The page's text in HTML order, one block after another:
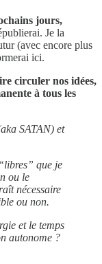
jours,
Je la
(avec encore plus
ici.
circuler nos idées,
à tous les
SATAN) et
que je
ou le
nécessaire
ou non.
et le temps
autonome ?